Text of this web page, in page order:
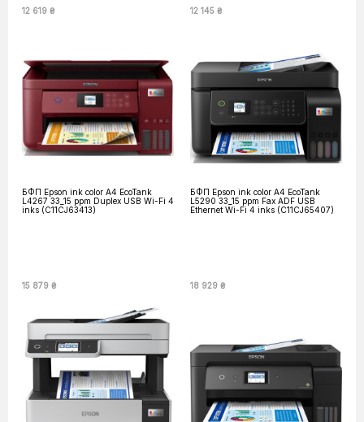
12 619 ₴ 12 145 ₴
БФП Epson ink color A4 EcoTank
L4267 33_15 ppm Duplex USB Wi-Fi 4
inks (C11CJ63413)
15 879 ₴
БФП Epson ink color A4 EcoTank
L5290 33_15 ppm Fax ADF USB
Ethernet Wi-Fi 4 inks (C11CJ65407)
18 929 ₴